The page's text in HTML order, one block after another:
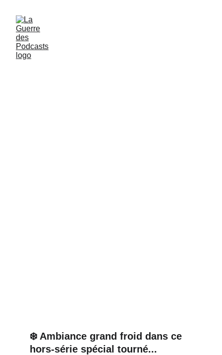
The Grey : Des loups, de la
❄️ Ambiance grand froid dans ce
hors-série spécial tourné...